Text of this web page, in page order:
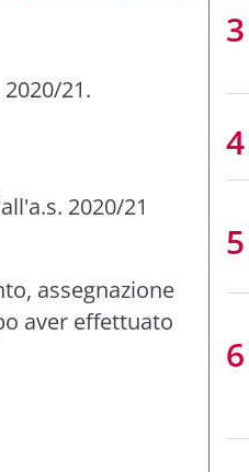
21.
2020/21
assegnazione
aver effettuato